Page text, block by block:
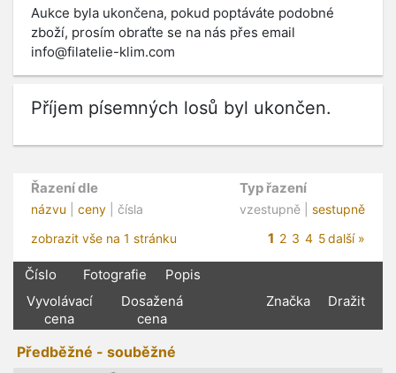
Aukce byla ukončena, pokud poptáváte podobné
zboží, prosím obraťte se na nás přes email
info@filatelie-klim.com
Příjem písemných losů byl ukončen.
Řazení dle
názvu ceny | čísla
Typ řazení
vzestupně | sestupně
zobrazit vše na 1 stránku
1 2 3 4 5další »
Číslo Fotografie
Popis
Vyvolávací
cena
Dosažená
cena
Značka Dražit
Předběžné - souběžné